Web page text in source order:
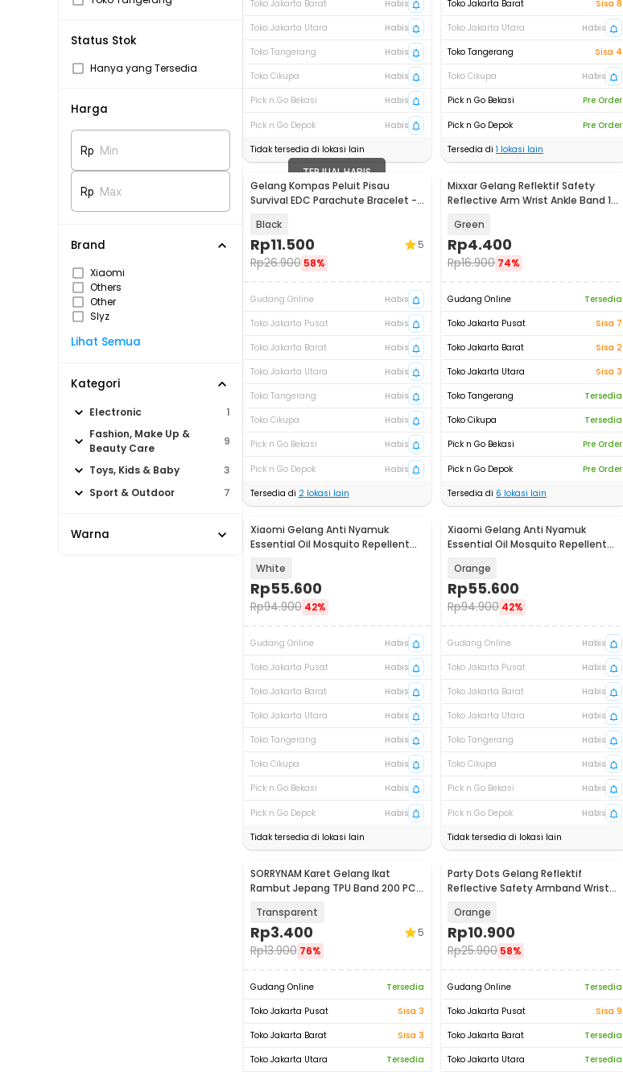
Status Stok
Hanya yang Tersedia
Harga
Rp Min
Rp Max
Brand
Xiaomi
Others
Other
Slyz
Lihat Semua
Kategori
Electronic
1
Fashion, Make Up &
Beauty Care
9
Toys, Kids & Baby
3
Sport & Outdoor
7
Warna
Toko Jakarta Barat
Habis
Toko Jakarta Utara
Habis
Toko Tangerang
Habis
Toko Cikupa
Habis
Pick n Go Bekasi
Habis
Pick n Go Depok
Habis
Tidak tersedia di lokasi lain
Toko Jakarta Barat
Sisa 8
Toko Jakarta Utara
Habis
Toko Tangerang
Sisa 4
Toko Cikupa
Habis
Pick n Go Bekasi
Pre Order
Pick n Go Depok
Pre Order
Tersedia di 1 lokasi lain
TERJUAL HABIS
Gelang Kompas Peluit Pisau
Survival EDC Parachute Bracelet -
Black
Rp11.500
Rp26.900 58%
5
Gudang Online
Habis
Toko Jakarta Pusat
Habis
Toko Jakarta Barat
Habis
Toko Jakarta Utara
Habis
Toko Tangerang
Habis
Toko Cikupa
Habis
Pick n Go Bekasi
Habis
Pick n Go Depok
Habis
Tersedia di 2lokasi lain
Mixxar Gelang Reflektif Safety
Reflective Arm Wrist Ankle Band 1
Green
Rp4.400
Rp16.900 74%
Gudang Online
Tersedia
Toko Jakarta Pusat
Sisa 7
Toko Jakarta Barat
Sisa 2
Toko Jakarta Utara
Sisa 3
Toko Tangerang
Tersedia
Toko Cikupa
Tersedia
Pick n Go Bekasi
Pre Order
Pick n Go Depok
Pre Order
Tersedia di 6 lokasi lain
Akan Datang
Xiaomi Gelang Anti Nyamuk
Essential Oil Mosquito Repellent
White
Rp55.600
Rp94.900 42%
Gudang Online
Habis
Toko Jakarta Pusat
Habis
Toko Jakarta Barat
Habis
Toko Jakarta Utara
Habis
Toko Tangerang
Habis
Toko Cikupa
Habis
Pick n Go Bekasi
Habis
Pick n Go Depok
Habis
Tidak tersedia di lokasi lain
Akan Datang
Xiaomi Gelang Anti Nyamuk
Essential Oil Mosquito Repellent
Orange
Rp55.600
Rp94.900 42%
Gudang Online
Habis
Toko Jakarta Pusat
Habis
Toko Jakarta Barat
Habis
Toko Jakarta Utara
Habis
Toko Tangerang
Habis
Toko Cikupa
Habis
Pick n Go Bekasi
Habis
Pick n Go Depok
Habis
Tidak tersedia di lokasi lain
SORRYNAM Karet Gelang Ikat
Rambut Jepang TPU Band 200 PCS
Transparent
Rp3.400
Rp13.900 76%
5
Gudang Online
Tersedia
Toko Jakarta Pusat
Sisa 3
Toko Jakarta Barat
Sisa 3
Toko Jakarta Utara
Tersedia
Party Dots Gelang Reflektif
Reflective Safety Armband Wrist
Orange
Rp10.900
Rp25.900 58%
Gudang Online
Tersedia
Toko Jakarta Pusat
Sisa 9
Toko Jakarta Barat
Tersedia
Toko Jakarta Utara
Tersedia